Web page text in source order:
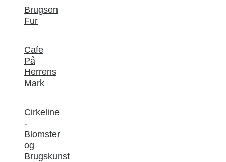
Brugsen
Fur
Cafe
På
Herrens
Mark
Cirkeline
-
Blomster
og
Brugskunst